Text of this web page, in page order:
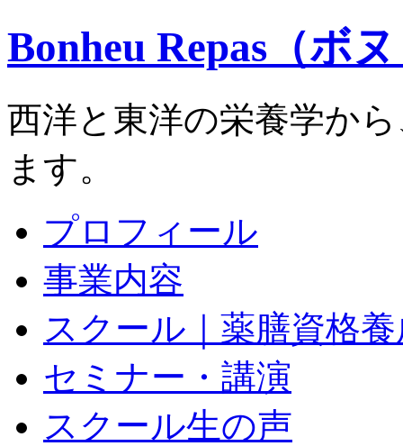
Bonheu Repas（ボ
西洋と東洋の栄養学か
ます。
プロフィール
事業内容
スクール｜薬膳資格
セミナー・講演
スクール生の声